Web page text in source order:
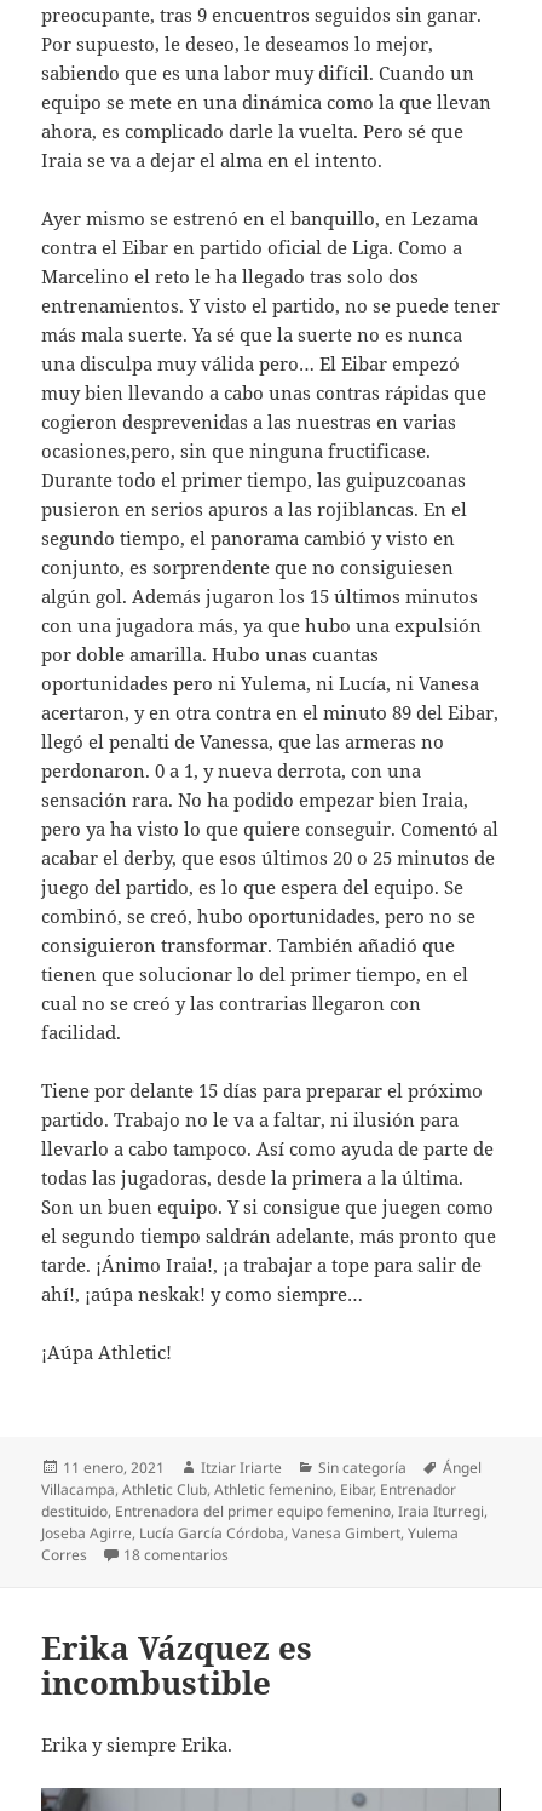
preocupante, tras 9 encuentros seguidos sin ganar.
Por supuesto, le deseo, le deseamos lo mejor,
sabiendo que es una labor muy difícil. Cuando un
equipo se mete en una dinámica como la que llevan
ahora, es complicado darle la vuelta. Pero sé que
Iraia se va a dejar el alma en el intento.
Ayer mismo se estrenó en el banquillo, en Lezama
contra el Eibar en partido oficial de Liga. Como a
Marcelino el reto le ha llegado tras solo dos
entrenamientos. Y visto el partido, no se puede tener
más mala suerte. Ya sé que la suerte no es nunca
una disculpa muy válida pero… El Eibar empezó
muy bien llevando a cabo unas contras rápidas que
cogieron desprevenidas a las nuestras en varias
ocasiones,pero, sin que ninguna fructificase.
Durante todo el primer tiempo, las guipuzcoanas
pusieron en serios apuros a las rojiblancas. En el
segundo tiempo, el panorama cambió y visto en
conjunto, es sorprendente que no consiguiesen
algún gol. Además jugaron los 15 últimos minutos
con una jugadora más, ya que hubo una expulsión
por doble amarilla. Hubo unas cuantas
oportunidades pero ni Yulema, ni Lucía, ni Vanesa
acertaron, y en otra contra en el minuto 89 del Eibar,
llegó el penalti de Vanessa, que las armeras no
perdonaron. 0 a 1, y nueva derrota, con una
sensación rara. No ha podido empezar bien Iraia,
pero ya ha visto lo que quiere conseguir. Comentó al
acabar el derby, que esos últimos 20 o 25 minutos de
juego del partido, es lo que espera del equipo. Se
combinó, se creó, hubo oportunidades, pero no se
consiguieron transformar. También añadió que
tienen que solucionar lo del primer tiempo, en el
cual no se creó y las contrarias llegaron con
facilidad.
Tiene por delante 15 días para preparar el próximo
partido. Trabajo no le va a faltar, ni ilusión para
llevarlo a cabo tampoco. Así como ayuda de parte de
todas las jugadoras, desde la primera a la última.
Son un buen equipo. Y si consigue que juegen como
el segundo tiempo saldrán adelante, más pronto que
tarde. ¡Ánimo Iraia!, ¡a trabajar a tope para salir de
ahí!, ¡aúpa neskak! y como siempre…
¡Aúpa Athletic!
Publicado
el
11 enero, 2021 Autor
Itziar Iriarte Categorías
Sin categoría Etiquetas
Ángel
Villacampa,Athletic Club,Athletic femenino, Eibar, Entrenador
destituido, Entrenadora del primer equipo femenino,Iraia Iturregi,
Joseba Agirre, Lucía García Córdoba,Vanesa Gimbert,Yulema
Corres
18 comentarios
Erika Vázquez es
incombustible
Erika y siempre Erika.